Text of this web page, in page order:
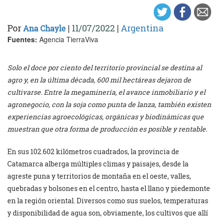
PorAna Chayle | 11/07/2022 | Argentina
Fuentes: Agencia TierraViva
Solo el doce por ciento del territorio provincial se destina al
agro y, en la última década, 600 mil hectáreas dejaron de
cultivarse. Entre la megaminería, el avance inmobiliario y el
agronegocio, con la soja como punta de lanza, también existen
experiencias agroecológicas, orgánicas y biodinámicas que
muestran que otra forma de producción es posible y rentable.
En sus 102.602 kilómetros cuadrados, la provincia de
Catamarca alberga múltiples climas y paisajes, desde la
agreste puna y territorios de montaña en el oeste, valles,
quebradas y bolsones en el centro, hasta el llano y piedemonte
en la región oriental. Diversos como sus suelos, temperaturas
y disponibilidad de agua son, obviamente, los cultivos que allí